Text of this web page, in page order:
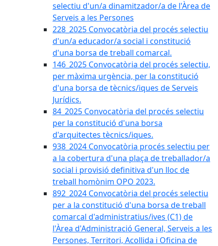
selectiu d'un/a dinamitzador/a de l'Àrea de
Serveis a les Persones
228_2025 Convocatòria del procés selectiu
d'un/a educador/a social i constitució
d'una borsa de treball comarcal.
146_2025 Convocatòria del procés selectiu,
per màxima urgència, per la constitució
d'una borsa de tècnics/iques de Serveis
Jurídics.
84_2025 Convocatòria del procés selectiu
per la constitució d'una borsa
d'arquitectes tècnics/iques.
938_2024 Convocatòria procés selectiu per
a la cobertura d'una plaça de treballador/a
social i provisió definitiva d'un lloc de
treball homònim OPO 2023.
892_2024 Convocatòria del procés selectiu
per a la constitució d'una borsa de treball
comarcal d'administratius/ives (C1) de
l'Àrea d'Administració General, Serveis a les
Persones, Territori, Acollida i Oficina de